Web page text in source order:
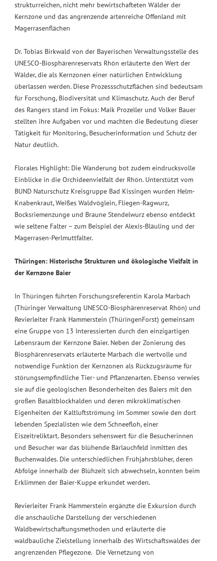
strukturreichen, nicht mehr bewirtschafteten Wälder der
Kernzone und das angrenzende artenreiche Offenland mit
Magerrasenflächen
Dr. Tobias Birkwald von der Bayerischen Verwaltungsstelle des
UNESCO-Biosphärenreservats Rhön erläuterte den Wert der
Wälder, die als Kernzonen einer natürlichen Entwicklung
überlassen werden. Diese Prozessschutzflächen sind bedeutsam
für Forschung, Biodiversität und Klimaschutz. Auch der Beruf
des Rangers stand im Fokus: Maik Prozeller und Volker Bauer
stellten ihre Aufgaben vor und machten die Bedeutung dieser
Tätigkeit für Monitoring, Besucherinformation und Schutz der
Natur deutlich.
Florales Highlight: Die Wanderung bot zudem eindrucksvolle
Einblicke in die Orchideenvielfalt der Rhön. Unterstützt vom
BUND Naturschutz Kreisgruppe Bad Kissingen wurden Helm-
Knabenkraut, Weißes Waldvöglein, Fliegen-Ragwurz,
Bocksriemenzunge und Braune Stendelwurz ebenso entdeckt
wie seltene Falter – zum Beispiel der Alexis-Bläuling und der
Magerrasen-Perlmuttfalter.
Thüringen: Historische Strukturen und ökologische Vielfalt in
der Kernzone Baier
In Thüringen führten Forschungsreferentin Karola Marbach
(Thüringer Verwaltung UNESCO-Biosphärenreservat Rhön) und
Revierleiter Frank Hammerstein (ThüringenForst) gemeinsam
eine Gruppe von 13 Interessierten durch den einzigartigen
Lebensraum der Kernzone Baier. Neben der Zonierung des
Biosphärenreservats erläuterte Marbach die wertvolle und
notwendige Funktion der Kernzonen als Rückzugsräume für
störungsempfindliche Tier- und Pflanzenarten. Ebenso verwies
sie auf die geologischen Besonderheiten des Baiers mit den
großen Basaltblockhalden und deren mikroklimatischen
Eigenheiten der Kaltluftströmung im Sommer sowie den dort
lebenden Spezialisten wie dem Schneefloh, einer
Eiszeitreliktart. Besonders sehenswert für die Besucherinnen
und Besucher war das blühende Bärlauchfeld inmitten des
Buchenwaldes. Die unterschiedlichen Frühjahrsblüher, deren
Abfolge innerhalb der Blühzeit sich abwechseln, konnten beim
Erklimmen der Baier-Kuppe erkundet werden.
Revierleiter Frank Hammerstein ergänzte die Exkursion durch
die anschauliche Darstellung der verschiedenen
Waldbewirtschaftungsmethoden und erläuterte die
waldbauliche Zielstellung innerhalb des Wirtschaftswaldes der
angrenzenden Pflegezone. Die Vernetzung von